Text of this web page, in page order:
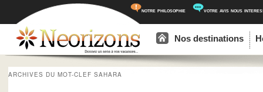
notre philosophie votre avis nous
Aller au contenu principal
Aller au contenu secondaire
Nos destinations
ARCHIVES DU MOT-CLEF SAHARA